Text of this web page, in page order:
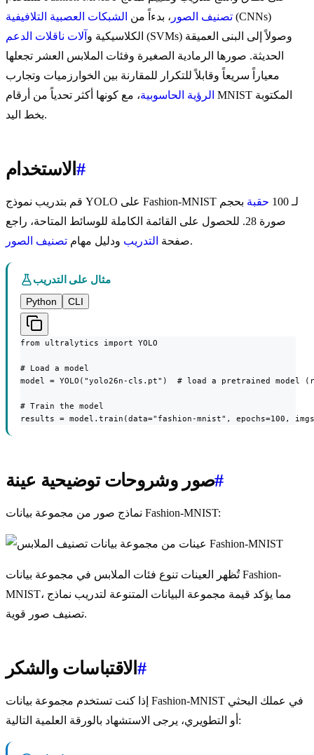
تصنيف الصور ، بدءاً من الشبكات العصبية التلافيفية
(CNNs)
الكلاسيكية و آلات ناقلات الدعم
(SVMs) وصولاً إلى البنى العميقة
الحديثة. صورها الرمادية الصغيرة وفئات الملابس العشر تجعلها
معياراً سريعاً وقابلاً للتكرار للمقارنة بين الخوارزميات وتجارب
الرؤية الحاسوبية، مع كونها أكثر تحدياً من أرقام MNIST المكتوبة
بخط اليد.
الاستخدام #
قم بتدريب نموذج YOLO على Fashion-MNIST لـ 100 حقبة بحجم
صورة 28. للحصول على القائمة الكاملة للوسائط المتاحة، راجع
صفحة التدريب ودليل مهام تصنيف الصور .
مثال على التدريب
Python
CLI
from ultralytics import YOLO
# Load a model
model = YOLO("yolo26n-cls.pt")  # load a pretrained model
# Train the model
results = model.train(data="fashion-mnist", epochs=100,
صور وشروحات توضيحية عينة#
نماذج صور من مجموعة بيانات Fashion-MNIST:
تُظهر العينات تنوع فئات الملابس في مجموعة بيانات Fashion-
MNIST، مما يؤكد قيمة مجموعة البيانات المتنوعة لتدريب نماذج
تصنيف صور قوية.
الاقتباسات والشكر #
إذا كنت تستخدم مجموعة بيانات Fashion-MNIST في عملك البحثي
أو التطويري، يرجى الاستشهاد بالورقة العلمية التالية: